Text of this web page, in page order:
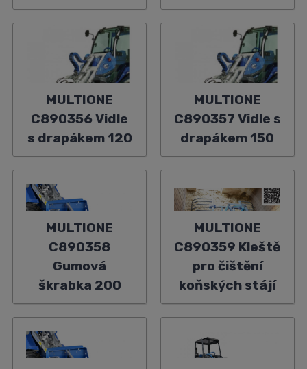
MULTIONE
C890356 Vidle
s drapákem 120
MULTIONE
C890357 Vidle s
drapákem 150
MULTIONE
C890358
Gumová
škrabka 200
MULTIONE
C890359 Kleště
pro čištění
koňských stájí